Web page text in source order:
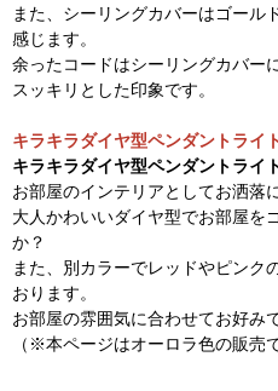
また、シーリングカバーはゴール
感じます。
余ったコードはシーリングカバー
スッキリとした印象です。
キラキラダイヤ型ペンダントライ
キラキラダイヤ型ペンダントライ
お部屋のインテリアとしてお洒落
大人かわいいダイヤ型でお部屋を
か？
また、別カラーでレッドやピンク
おります。
お部屋の雰囲気に合わせてお好み
（※本ページはオーロラ色の販売